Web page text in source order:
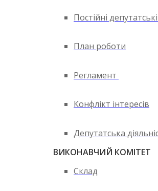
Постійні депутатські
План роботи
Регламент
Конфлікт інтересів
Депутатська
ВИКОНАВЧИЙ КОМІТЕТ
Склад